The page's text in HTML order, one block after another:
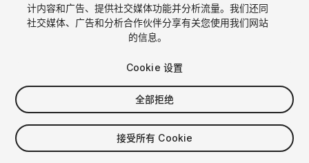
$9.99
席位
计内容和广告、提供社交媒体功能并分析流量。我们还同
社交媒体、广告和分析合作伙伴分享有关您使用我们网站
的信息。
Cookie 设置
全部拒绝
接受所有 Cookie